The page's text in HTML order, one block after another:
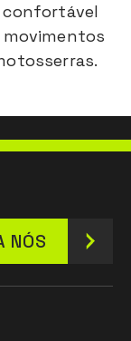
confortável
NÓS